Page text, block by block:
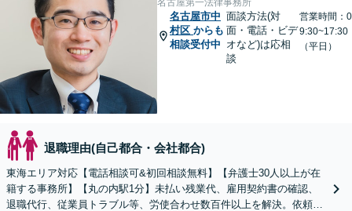
名古屋第一法律事務所
名古屋市中
村区 からも
相談受付中
面談方法(対
面・電話・ビデ
オなど)は応相
談
営業時間：0
9:30~17:30
（平日）
退職理由(自己都合・会社都合)
東海エリア対応【電話相談可&初回相談無料】【弁護士30人以上が在
籍する事務所】【丸の内駅1分】未払い残業代、雇用契約書の確認、
退職代行、従業員トラブル等、労使合わせ数百件以上を解決。依頼者